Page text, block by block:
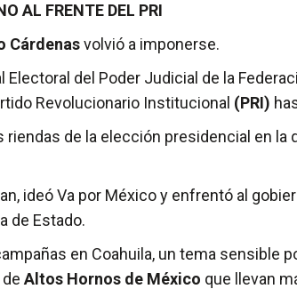
AL FRENTE DEL PRI
Cárdenasvolvió a imponerse.
Electoral del Poder Judicial de la
Revolucionario Institucional (PRI)
riendas de la elección presidencial en
ideó Va por México y enfrentó al
de Estado.
en Coahuila, un tema sensible
Altos Hornos de México que llevan